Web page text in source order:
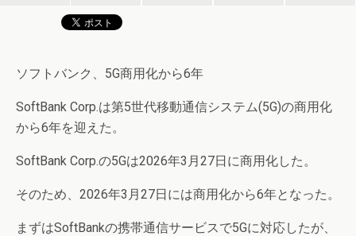
ソフトバンク、5G商用化から6年
SoftBank Corp.は第5世代移動通信システム(5G)の商用化
から6年を迎えた。
SoftBank Corp.の5Gは2026年3月27日に商用化した。
そのため、2026年3月27日には商用化から6年となった。
まずはSoftBankの携帯通信サービスで5Gに対応したが、